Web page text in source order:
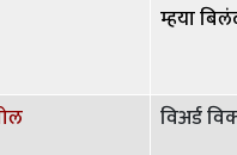
म्हया
विअर्ड